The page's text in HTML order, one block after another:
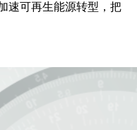
速可再生能源转型，把